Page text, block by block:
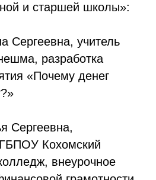
и старшей школы»:
Сергеевна, учитель
разработка
«Почему денег
Сергеевна,
Кохомский
внеурочное